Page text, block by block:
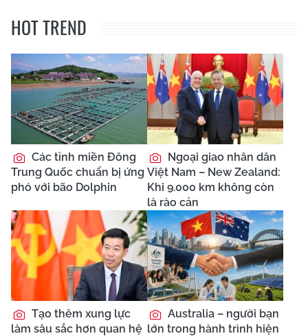
HOT TREND
Các tỉnh miền Đông
Trung Quốc chuẩn bị ứng
phó với bão Dolphin
Ngoại giao nhân dân
Việt Nam – New Zealand:
Khi 9.000 km không còn
là rào cản
Tạo thêm xung lực
làm sâu sắc hơn quan hệ
Australia – người bạn
lớn trong hành trình hiện